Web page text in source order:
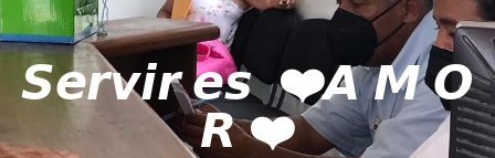
𝙎𝙚𝙧𝙫𝙞𝙧 𝙚𝙨 ❤️𝘼 𝙈 𝙊
𝙍 ❤️